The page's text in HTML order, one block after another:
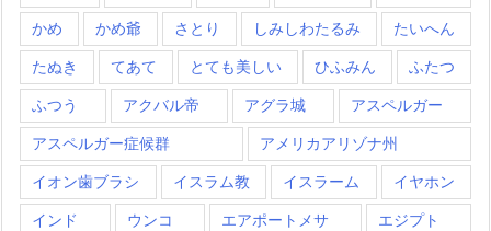
かめ かめ爺 さとり しみしわたるみ たいへん
たぬき てあて とても美しい ひふみん ふたつ
ふつう アクバル帝 アグラ城 アスペルガー
アスペルガー症候群 アメリカアリゾナ州
イオン歯ブラシ イスラム教 イスラーム イヤホン
インド ウンコ エアポートメサ エジプト